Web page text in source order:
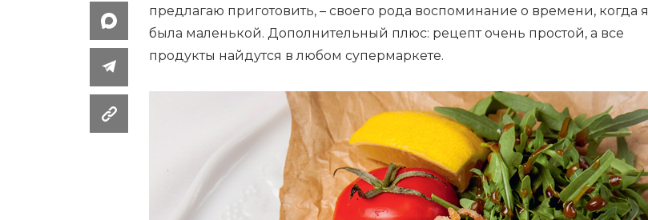
предлагаю приготовить, – своего рода воспоминание о времени, когда я
была маленькой. Дополнительный плюс: рецепт очень простой, а все
продукты найдутся в любом супермаркете.